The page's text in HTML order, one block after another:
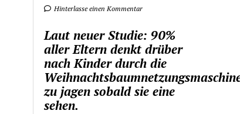
Hinterlasse einen Kommentar
Laut neuer Studie: 90%
aller Eltern denkt drüber
nach Kinder durch die
zu jagen sobald sie eine
sehen.